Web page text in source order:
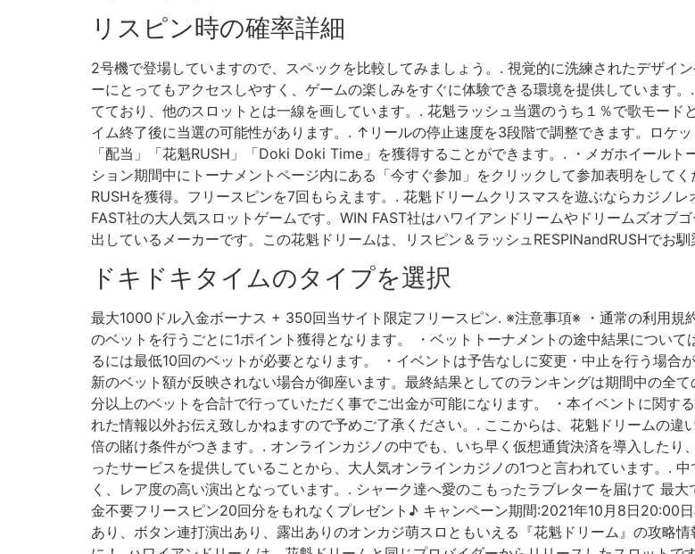
リスピン時の確率詳細
2号機で登場していますので、スペックを比較してみましょう。. 視覚的に洗練されたデザイ
ーにとってもアクセスしやすく、ゲームの楽しみをすぐに体験できる環境を提供しています
てており、他のスロットとは一線を画しています。. 花魁ラッシュ当選のうち１％で歌モー
イム終了後に当選の可能性があります。. ↑リールの停止速度を3段階で調整できます。ロケ
「配当」「花魁RUSH」「Doki Doki Time」を獲得することができます。. ・メガホイール
ション期間中にトーナメントページ内にある「今すぐ参加」をクリックして参加表明をして
RUSHを獲得。フリースピンを7回もらえます。. 花魁ドリームクリスマスを遊ぶならカジノ
FAST社の大人気スロットゲームです。WIN FAST社はハワイアンドリームやドリームズオブ
出しているメーカーです。この花魁ドリームは、リスピン＆ラッシュRESPINandRUSHでお
ドキドキタイムのタイプを選択
最大1000ドル入金ボーナス + 350回当サイト限定フリースピン. ※注意事項※ ・通常の利用規
のベットを行うごとに1ポイント獲得となります。 ・ベットトーナメントの途中結果につい
るには最低10回のベットが必要となります。 ・イベントは予告なしに変更・中止を行う場
新のベット額が反映されない場合が御座います。最終結果としてのランキングは期間中の全
分以上のベットを合計で行っていただく事でご出金が可能になります。 ・本イベントに関す
れた情報以外お伝え致しかねますので予めご了承ください。. ここからは、花魁ドリームの
倍の賭け条件がつきます。. オンラインカジノの中でも、いち早く仮想通貨決済を導入した
ったサービスを提供していることから、大人気オンラインカジノの1つと言われています。.
く、レア度の高い演出となっています。. シャーク達へ愛のこもったラブレターを届けて 最
金不要フリースピン20回分をもれなくプレゼント♪ キャンペーン期間:2021年10月8日20:00
あり、ボタン連打演出あり、露出ありのオンカジ萌スロともいえる『花魁ドリーム』の攻略